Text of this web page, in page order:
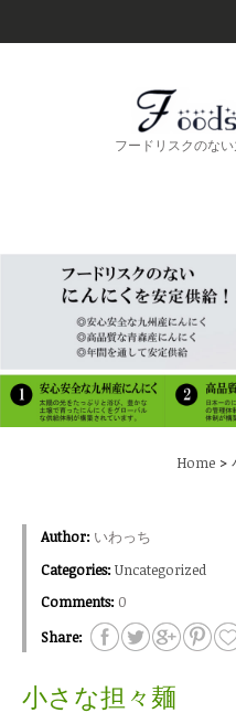
フードリスクのな
Home >
Author: いわっち
Categories:Uncategorized
Comments: 0
Share:
小さな担々麺